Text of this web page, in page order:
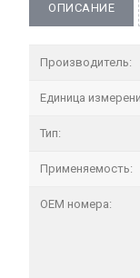
ОПИСАНИЕ
Производитель:
Единица
Тип:
Применяемость:
OEM номера: